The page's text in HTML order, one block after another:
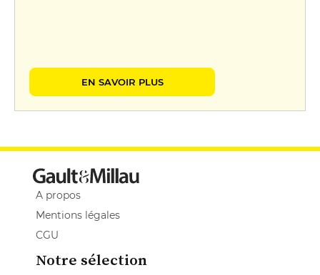
EN SAVOIR PLUS
A propos
Mentions légales
CGU
Notre sélection